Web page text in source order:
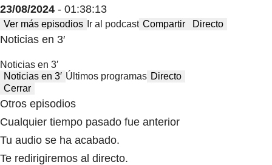
23/08/2024 - 01:38:13
Ver más episodios Ir al podcast Compartir Directo
Noticias en 3′
Noticias en 3′
Noticias en 3′ Últimos programas Directo
Cerrar
Otros episodios
Cualquier tiempo pasado fue anterior
Tu audio se ha acabado.
Te redirigiremos al directo.